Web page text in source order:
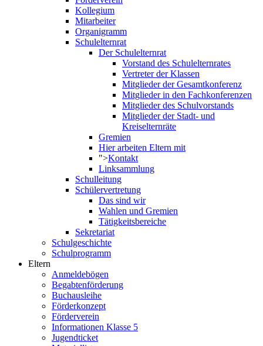
Kollegium
Mitarbeiter
Organigramm
Schulelternrat
Der Schulelternrat
Vorstand des Schulelternrates
Vertreter der Klassen
Mitglieder der Gesamtkonferenz
Mitglieder in den Fachkonferenzen
Mitglieder des Schulvorstands
Mitglieder der Stadt- und
Kreiselternräte
Gremien
Hier arbeiten Eltern mit
">Kontakt
Linksammlung
Schulleitung
Schülervertretung
Das sind wir
Wahlen und Gremien
Tätigkeitsbereiche
Sekretariat
Schulgeschichte
Schulprogramm
Eltern
Anmeldebögen
Begabtenförderung
Buchausleihe
Förderkonzept
Förderverein
Informationen Klasse 5
Jugendticket